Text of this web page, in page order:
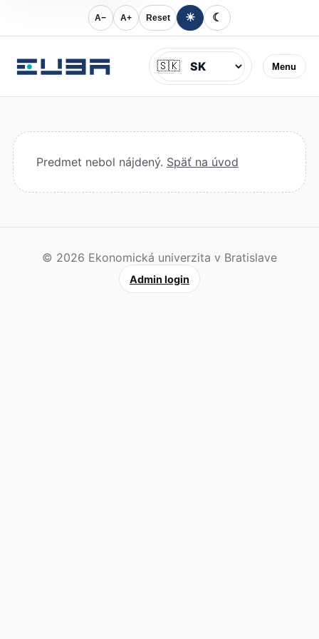
A− A+ Reset ☀ ☾
Menu
Jazyk
🇸🇰
Predmet nebol nájdený. Späť na úvod
© 2026 Ekonomická univerzita v Bratislave
Admin login